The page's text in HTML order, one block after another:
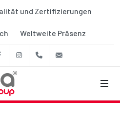
und Zertifizierungen
Weltweite Präsenz
FacebookInstagram+39 011 9507788